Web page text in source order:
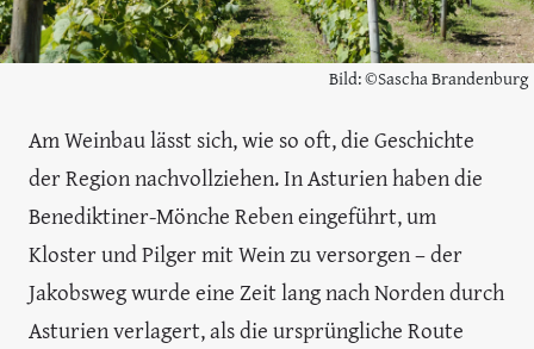
Bild: ©Sascha Brandenburg
Am Weinbau lässt sich, wie so oft, die Geschichte
der Region nachvollziehen. In Asturien haben die
Benediktiner-Mönche Reben eingeführt, um
Kloster und Pilger mit Wein zu versorgen – der
Jakobsweg wurde eine Zeit lang nach Norden durch
Asturien verlagert, als die ursprüngliche Route